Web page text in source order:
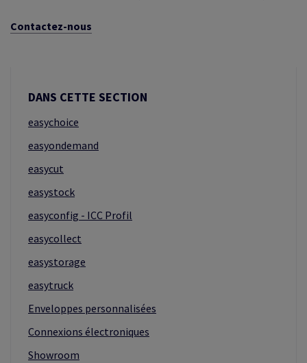
Contactez-nous
DANS CETTE SECTION
easychoice
easyondemand
easycut
easystock
easyconfig - ICC Profil
easycollect
easystorage
easytruck
Enveloppes personnalisées
Connexions électroniques
Showroom